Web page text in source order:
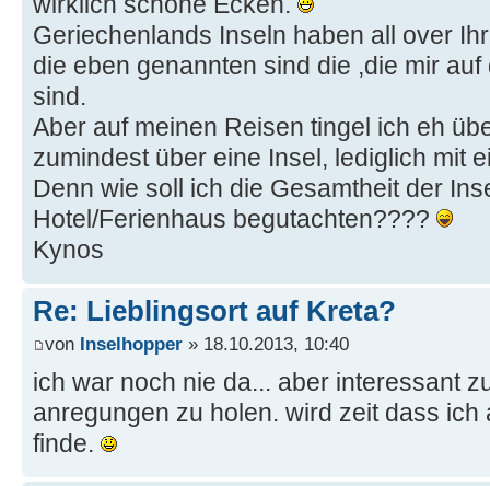
Geriechenlands Inseln haben all over
die eben genannten sind die ,die mir
sind.
Aber auf meinen Reisen tingel ich eh
zumindest über eine Insel, lediglich mit
Denn wie soll ich die Gesamtheit der
Hotel/Ferienhaus begutachten????
Kynos
Re: Lieblingsort auf Kreta?
von Inselhopper » 18.10.2013, 10:40
ich war noch nie da... aber interessant
anregungen zu holen. wird zeit dass
finde.